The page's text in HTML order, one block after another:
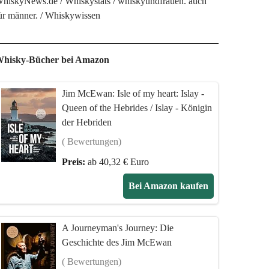
männer.
Whiskywissen
Bücher bei Amazon
Jim McEwan: Isle of my heart: Islay -
Queen of the Hebrides / Islay - Königin
der Hebriden
( Bewertungen)
Preis: ab 40,32 € Euro
Bei Amazon kaufen
A Journeyman's Journey: Die
Geschichte des Jim McEwan
( Bewertungen)